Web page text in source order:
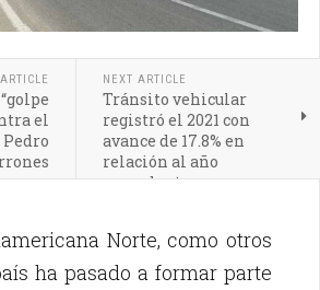
el
NEXT ARTICLE
Tránsito vehicular
registró el 2021 con
avance de 17.8% en
relación al año
precedente
Norte, como otros
ha pasado a formar parte